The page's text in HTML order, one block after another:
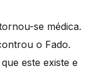
se médica.
o Fado.
este existe e